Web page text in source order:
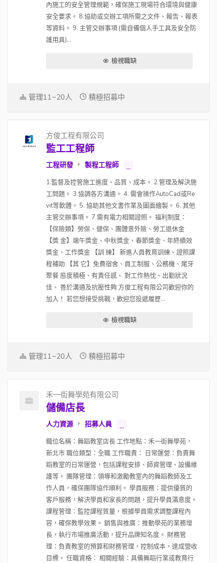
內施工的安全管理規範，確保施工現場符合環境與健康
安全要求。 8.協助或交辦工項所需之文件、報告、報表
等資料。 9. 主管交辦事項 (需自備個人手工具及安全防
護用具)...
檢視職缺
管理11~20人 積極招募中
方俊工程有限公司
監工工程師
工程研發 製程工程師 ...
1.監督及控管施工進度、品質、成本。 2.管理及解決施
工問題。 3.協調各方溝通。 4. 需會操作AutoCad或Re
vit等軟體。 5. 協助其他文書作業及圖面繪製。 6. 其他
主管交辦事項。 7.需有電力相關證照。 福利制度：
【保險類】勞保、健保、團體意外險、勞工退休金
【獎 金】端午獎金、中秋獎金、春節獎金、年終績效
獎金、工作獎金 【訓 練】 新進人員教育訓練、證照課
程補助 【其 它】免費宿舍、員工制服、公務機、尾牙
聚餐 態度積極、有責任感、 對工作熱忱、出勤狀況
佳、 善於溝通及抗壓性夠 方俊工程有限公司歡迎你的
加入！ 若您想接受挑戰，歡迎您投遞履歷...
檢視職缺
管理11~20人 積極招募中
禾一街舞學苑有限公司
儲備店長
人力資源 招募人員 ...
職位名稱：舞蹈教室店長 工作地點：禾一街舞學苑，
新北市 職位類型：全職 工作職責： 日常運營：負責舞
蹈教室的日常運營，包括課程安排、師資管理、設備維
護等。 團隊管理：領導和激勵教室內的舞蹈教師及工
作人員，確保團隊協作順利。 學員服務：提供優質的
客戶服務，解決學員和家長的問題，提升學員滿意度。
課程管理：監控課程質量，根據學員需求調整課程內
容，確保教學效果。 銷售與推廣：推動學苑的業務增
長，執行市場推廣活動，提升品牌知名度。 財務管
理：負責教室的預算和財務管理，控制成本，達成營收
目標。 任職資格： 相關經驗：具備舞蹈行業或教育行